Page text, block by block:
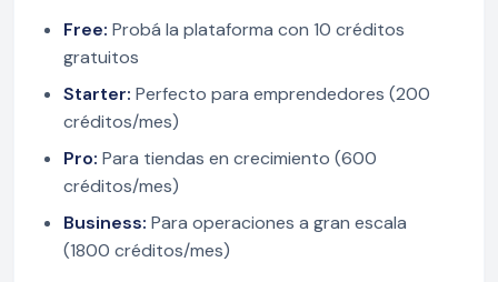
Free: Probá la plataforma con 10 créditos
gratuitos
Starter: Perfecto para emprendedores (200
créditos/mes)
Pro: Para tiendas en crecimiento (600
créditos/mes)
Business: Para operaciones a gran escala
(1800 créditos/mes)